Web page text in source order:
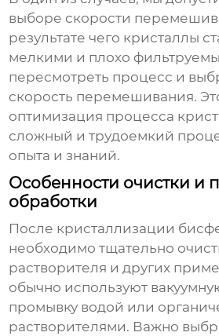
выборе скорости
результате чего кристаллы
мелкими и плохо
пересмотреть процесс и
скорость перемешивания.
оптимизация процесса
сложный и трудоемкий
опыта и знаний.
Особенности очистки и
обработки
После кристаллизации
необходимо тщательно
растворителя и других
обычно используют
промывку водой или
растворителями. Важно